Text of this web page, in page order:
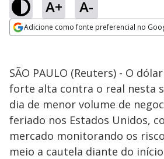
A+ A-
Adicione como fonte preferencial no
SÃO PAULO (Reuters) - O
forte alta contra o real nesta
dia de menor volume de
feriado nos Estados Unidos,
mercado monitorando os
meio a cautela diante do